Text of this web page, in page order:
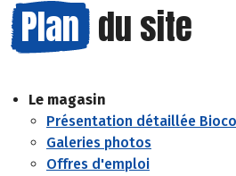
Plan du site
Le magasin
Présentation détaillée
Galeries photos
Offres d'emploi